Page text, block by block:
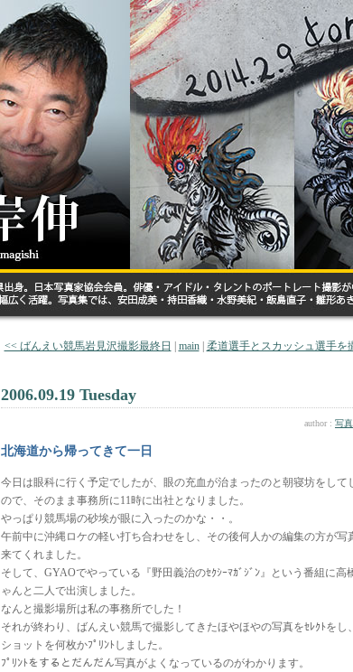
<< ばんえい競馬岩見沢撮影最終日 main| 柔道選手とスカッシュ選手を
2006.09.19 Tuesday
author : 写
北海道から帰ってきて一日
今日は眼科に行く予定でしたが、眼の充血が治まったのと朝寝坊をして
ので、そのまま事務所に11時に出社となりました。
やっぱり競馬場の砂埃が眼に入ったのかな・・。
午前中に沖縄ロケの軽い打ち合わせをし、その後何人かの編集の方が写
来てくれました。
そして、GYAOでやっている『野田義治のｾｸｼｰﾏｶﾞｼﾞﾝ』という番組に高
ゃんと二人で出演しました。
なんと撮影場所は私の事務所でした！
それが終わり、ばんえい競馬で撮影してきたほやほやの写真をｾﾚｸﾄをし
ショットを何枚かﾌﾟﾘﾝﾄしました。
ﾌﾟﾘﾝﾄをするとだんだん写真がよくなっているのがわかります。